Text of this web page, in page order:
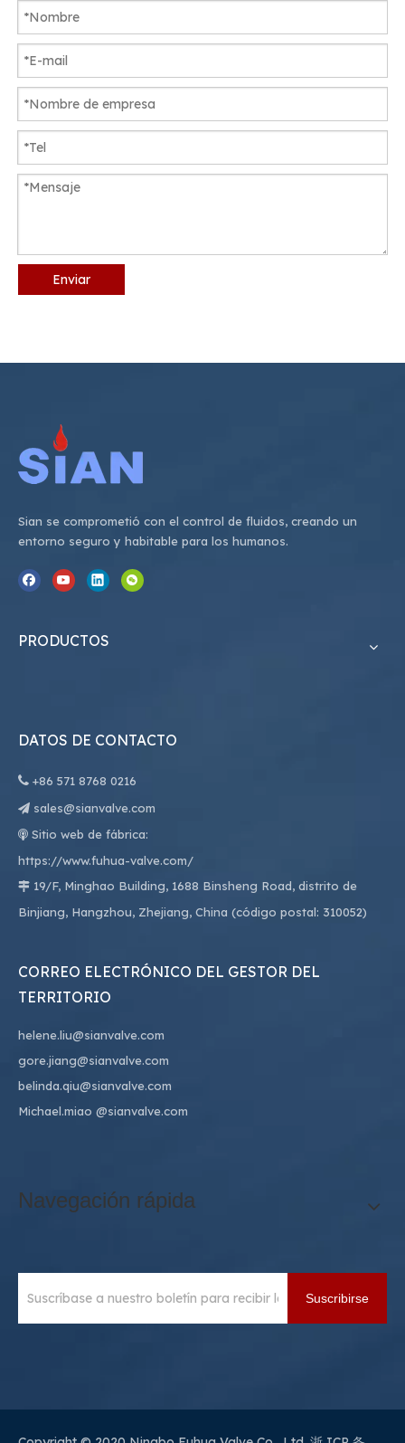
Enviar
Sian se comprometió con el control de fluidos, creando un
entorno seguro y habitable para los humanos.
PRODUCTOS
DATOS DE CONTACTO
 +86 571 8768 0216
 sales@sianvalve.com
 Sitio web de fábrica:
https://www.fuhua-valve.com/
 19/F, Minghao Building, 1688 Binsheng Road, distrito de
Binjiang, Hangzhou, Zhejiang, China (código postal: 310052)
CORREO ELECTRÓNICO DEL GESTOR DEL
TERRITORIO
helene.liu@sianvalve.com
gore.jiang@sianvalve.com
belinda.qiu@sianvalve.com
Michael.miao @sianvalve.com
Navegación rápida
Suscribirse